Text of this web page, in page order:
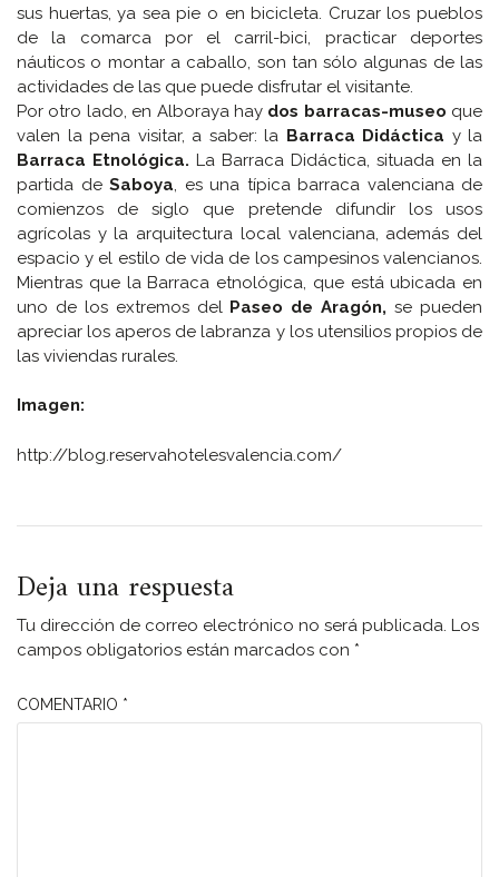
sus huertas, ya sea pie o en bicicleta. Cruzar los pueblos
de la comarca por el carril-bici, practicar deportes
náuticos o montar a caballo, son tan sólo algunas de las
actividades de las que puede disfrutar el visitante.
Por otro lado, en Alboraya hay dos barracas-museo que
valen la pena visitar, a saber: la Barraca Didáctica y la
Barraca Etnológica. La Barraca Didáctica, situada en la
partida de Saboya , es una típica barraca valenciana de
comienzos de siglo que pretende difundir los usos
agrícolas y la arquitectura local valenciana, además del
espacio y el estilo de vida de los campesinos valencianos.
Mientras que la Barraca etnológica, que está ubicada en
uno de los extremos del Paseo de Aragón, se pueden
apreciar los aperos de labranza y los utensilios propios de
las viviendas rurales.
Imagen:
http://blog.reservahotelesvalencia.com/
Deja una respuesta
Tu dirección de correo electrónico no será publicada. Los
campos obligatorios están marcados con *
COMENTARIO *